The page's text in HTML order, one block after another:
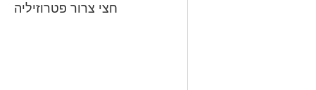
חצי צרור פטרוזיליה